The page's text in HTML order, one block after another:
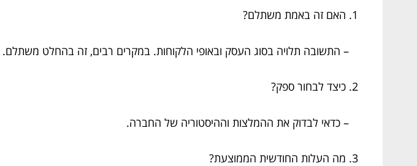
1. האם זה באמת משתלם?
– התשובה תלויה בסוג העסק ובאופי הלקוחות. במקרים רבים, זה בהחלט משתלם.
2. כיצד לבחור ספק?
– כדאי לבדוק את ההמלצות וההיסטוריה של החברה.
3. מה העלות החודשית הממוצעת?